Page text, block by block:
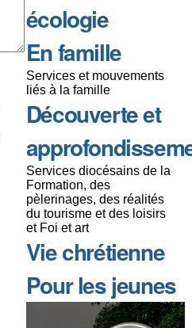
écologie
En famille
Services et mouvements
liés à la famille
Découverte et
Services diocésains de la
Formation, des
pèlerinages, des réalités
du tourisme et des loisirs
et Foi et art
Vie chrétienne
Pour les jeunes